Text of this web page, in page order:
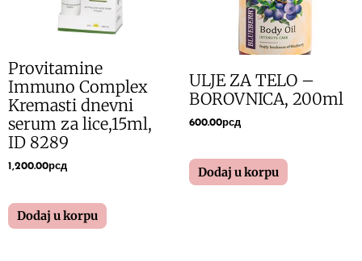
Provitamine
Immuno Complex
Kremasti dnevni
serum za lice,15ml,
ID 8289
1,200.00рсд
Dodaj u korpu
ULJE ZA TELO –
BOROVNICA, 200ml
600.00рсд
Dodaj u korpu